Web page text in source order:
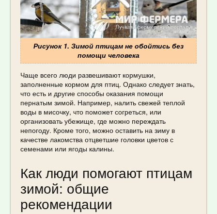
Рисунок 1. Зимой птицам не обойтись без
помощи человека
Чаще всего люди развешивают кормушки,
заполненные кормом для птиц. Однако следует знать,
что есть и другие способы оказания помощи
пернатым зимой. Например, налить свежей теплой
воды в мисочку, что поможет согреться, или
организовать убежище, где можно переждать
непогоду. Кроме того, можно оставить на зиму в
качестве лакомства отцветшие головки цветов с
семенами или ягоды калины.
Как люди помогают птицам
зимой: общие
рекомендации